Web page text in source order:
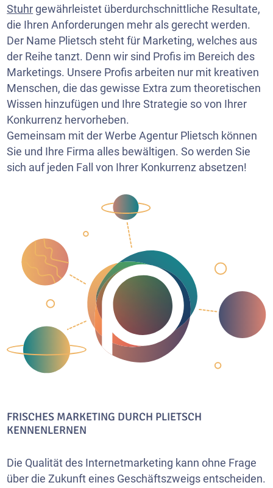
Stuhrgewährleistet überdurchschnittliche Resultate,
die Ihren Anforderungen mehr als gerecht werden.
Der Name Plietsch steht für Marketing, welches aus
der Reihe tanzt. Denn wir sind Profis im Bereich des
Marketings. Unsere Profis arbeiten nur mit kreativen
Menschen, die das gewisse Extra zum theoretischen
Wissen hinzufügen und Ihre Strategie so von Ihrer
Konkurrenz hervorheben.
Gemeinsam mit der Werbe Agentur Plietsch können
Sie und Ihre Firma alles bewältigen. So werden Sie
sich auf jeden Fall von Ihrer Konkurrenz absetzen!
FRISCHES MARKETING DURCH PLIETSCH
KENNENLERNEN
Die Qualität des Internetmarketing kann ohne Frage
über die Zukunft eines Geschäftszweigs entscheiden.